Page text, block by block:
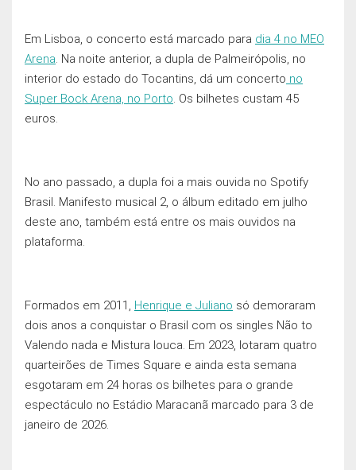
Em Lisboa, o concerto está marcado para dia 4 no MEO
Arena . Na noite anterior, a dupla de Palmeirópolis, no
interior do estado do Tocantins, dá um concerto no
Super Bock Arena, no Porto . Os bilhetes custam 45
euros.
No ano passado, a dupla foi a mais ouvida no Spotify
Brasil. Manifesto musical 2, o álbum editado em julho
deste ano, também está entre os mais ouvidos na
plataforma.
Formados em 2011, Henrique e Juliano só demoraram
dois anos a conquistar o Brasil com os singles Não to
Valendo nada e Mistura louca. Em 2023, lotaram quatro
quarteirões de Times Square e ainda esta semana
esgotaram em 24 horas os bilhetes para o grande
espectáculo no Estádio Maracanã marcado para 3 de
janeiro de 2026.